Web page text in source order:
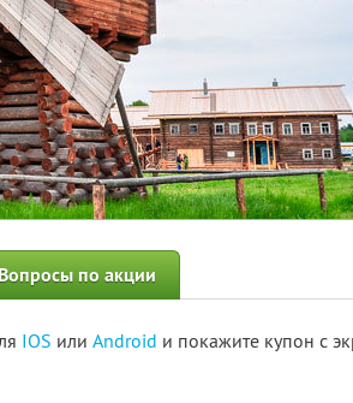
Вопросы по акции
IOS или Android и покажите купон с